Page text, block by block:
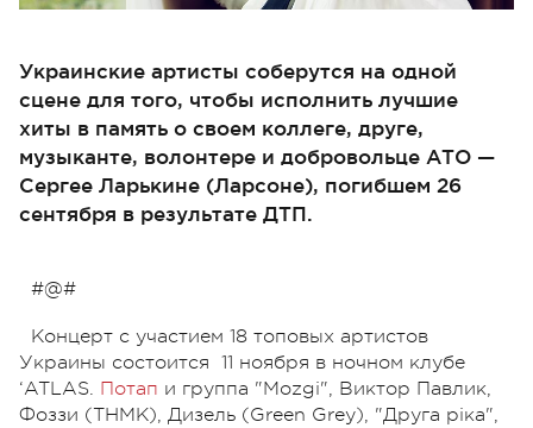
Украинские артисты соберутся на одной
сцене для того, чтобы исполнить лучшие
хиты в память о своем коллеге, друге,
музыканте, волонтере и добровольце АТО —
Сергее Ларькине (Ларсоне), погибшем 26
сентября в результате ДТП.
#@#
Концерт c участием 18 топовых артистов
Украины состоится 11 ноября в ночном клубе
‘ATLAS. Потап и группа "Mozgi", Виктор Павлик,
Фоззи (ТНМК), Дизель (Green Grey), "Друга ріка",